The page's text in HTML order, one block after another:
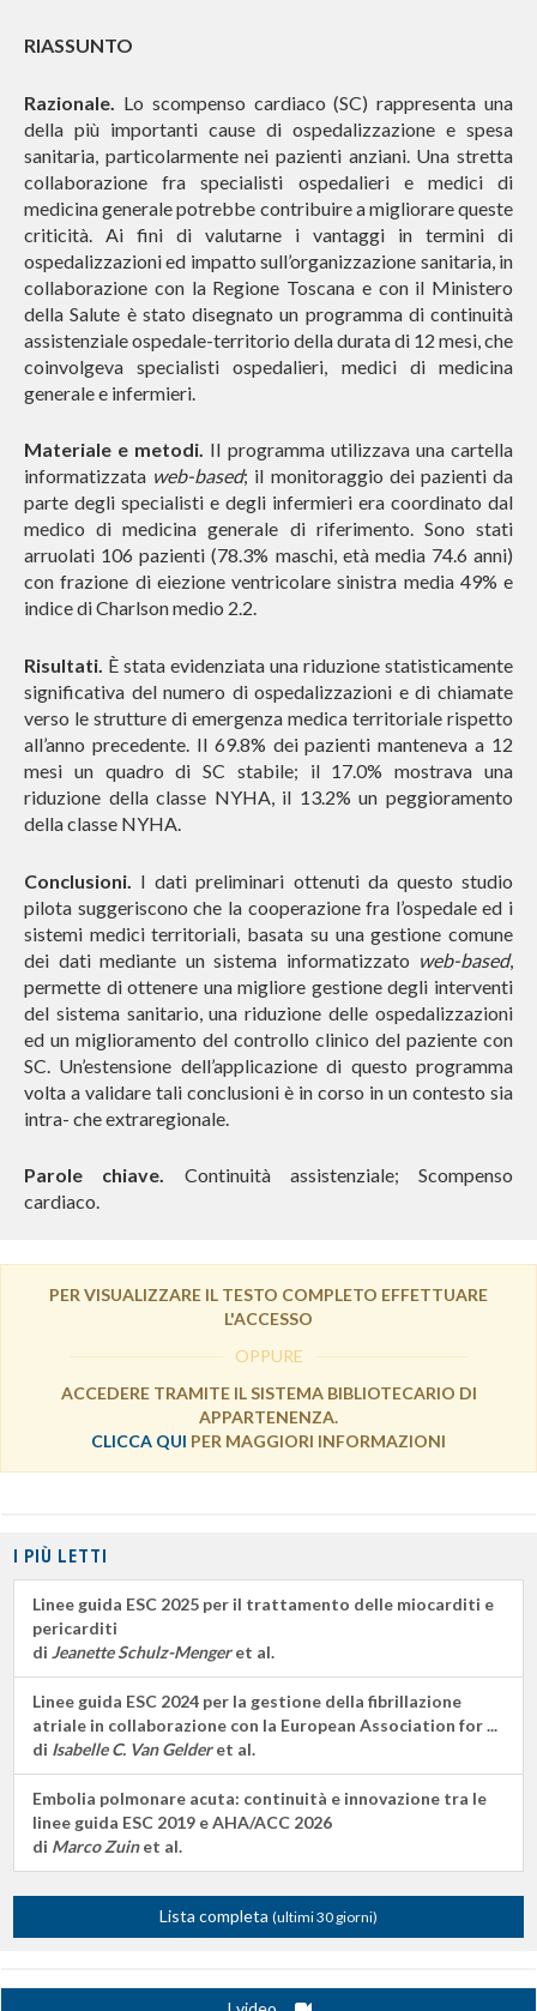
RIASSUNTO
Razionale. Lo scompenso cardiaco (SC) rappresenta una
della più importanti cause di ospedalizzazione e spesa
sanitaria, particolarmente nei pazienti anziani. Una stretta
collaborazione fra specialisti ospedalieri e medici di
medicina generale potrebbe contribuire a migliorare queste
criticità. Ai fini di valutarne i vantaggi in termini di
ospedalizzazioni ed impatto sull’organizzazione sanitaria, in
collaborazione con la Regione Toscana e con il Ministero
della Salute è stato disegnato un programma di continuità
assistenziale ospedale-territorio della durata di 12 mesi, che
coinvolgeva specialisti ospedalieri, medici di medicina
generale e infermieri.
Materiale e metodi. Il programma utilizzava una cartella
informatizzata web-based; il monitoraggio dei pazienti da
parte degli specialisti e degli infermieri era coordinato dal
medico di medicina generale di riferimento. Sono stati
arruolati 106 pazienti (78.3% maschi, età media 74.6 anni)
con frazione di eiezione ventricolare sinistra media 49% e
indice di Charlson medio 2.2.
Risultati. È stata evidenziata una riduzione statisticamente
significativa del numero di ospedalizzazioni e di chiamate
verso le strutture di emergenza medica territoriale rispetto
all’anno precedente. Il 69.8% dei pazienti manteneva a 12
mesi un quadro di SC stabile; il 17.0% mostrava una
riduzione della classe NYHA, il 13.2% un peggioramento
della classe NYHA.
Conclusioni. I dati preliminari ottenuti da questo studio
pilota suggeriscono che la cooperazione fra l’ospedale ed i
sistemi medici territoriali, basata su una gestione comune
dei dati mediante un sistema informatizzato web-based,
permette di ottenere una migliore gestione degli interventi
del sistema sanitario, una riduzione delle ospedalizzazioni
ed un miglioramento del controllo clinico del paziente con
SC. Un’estensione dell’applicazione di questo programma
volta a validare tali conclusioni è in corso in un contesto sia
intra- che extraregionale.
Parole chiave. Continuità assistenziale; Scompenso
cardiaco.
PER VISUALIZZARE IL TESTO COMPLETO EFFETTUARE
L'ACCESSO
OPPURE
ACCEDERE TRAMITE IL SISTEMA BIBLIOTECARIO DI
APPARTENENZA.
CLICCA QUI PER MAGGIORI INFORMAZIONI
I PIÙ LETTI
Linee guida ESC 2025 per il trattamento delle miocarditi e
pericarditi
di Jeanette Schulz-Mengeret al.
Linee guida ESC 2024 per la gestione della fibrillazione
atriale in collaborazione con la European Association for ...
di Isabelle C. Van Gelderet al.
Embolia polmonare acuta: continuità e innovazione tra le
linee guida ESC 2019 e AHA/ACC 2026
di Marco Zuinet al.
Lista completa (ultimi 30 giorni)